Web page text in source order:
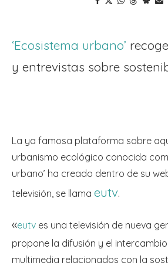
‘Ecosistema urbano’
y entrevistas sobre
La ya famosa plataforma sobre
urbanismo ecológico conocida
urbano’ ha creado dentro de su
televisión, se llama eutv.
«eutv es una televisión de nueva
propone la difusión y el
multimedia relacionados con la